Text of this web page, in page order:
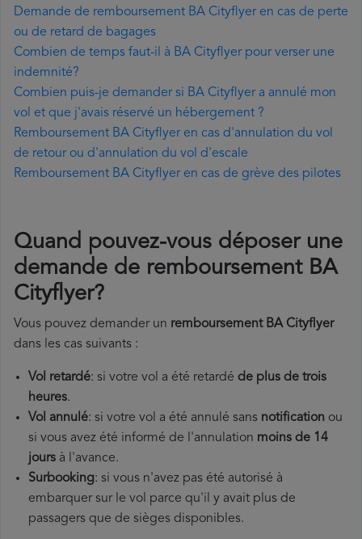
Demande de remboursement BA Cityflyer en cas de perte
ou de retard de bagages
Combien de temps faut-il à BA Cityflyer pour verser une
indemnité?
Combien puis-je demander si BA Cityflyer a annulé mon
vol et que j'avais réservé un hébergement ?
Remboursement BA Cityflyer en cas d'annulation du vol
de retour ou d'annulation du vol d'escale
Remboursement BA Cityflyer en cas de grève des pilotes
Quand pouvez-vous déposer une
demande de remboursement BA
Cityflyer?
Vous pouvez demander un remboursement BA Cityflyer
dans les cas suivants :
Vol retardé: si votre vol a été retardé de plus de trois
heures.
Vol annulé: si votre vol a été annulé sans notification ou
si vous avez été informé de l'annulation moins de 14
jours à l'avance.
Surbooking: si vous n'avez pas été autorisé à
embarquer sur le vol parce qu'il y avait plus de
passagers que de sièges disponibles.